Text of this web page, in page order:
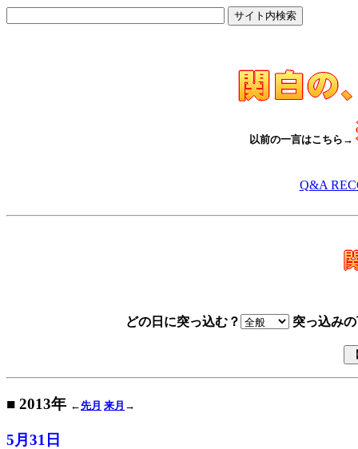
以前の一言はこちら→
Q&A
どの日に突っ込む？ 突っ込み
■ 2013年 ←先月 来月 →
5月31日